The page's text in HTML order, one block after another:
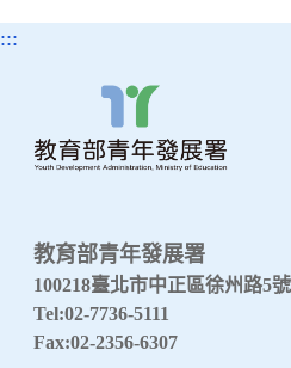
:::
教育部青年發展署
100218臺北市中正區徐州路5
Tel:02-7736-5111
Fax:02-2356-6307